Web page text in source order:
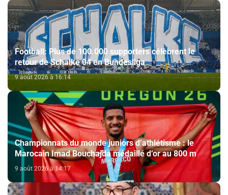
Football: Plus de 100.000 supporters célèbrent le
retour de Schalke 04 en Bundesliga
9 août 2026 à 16:14
Championnats du monde juniors d’athlétisme : le
Marocain Imad Bouchajda médaillé d’or au 800 m
9 août 2026 à 14:17